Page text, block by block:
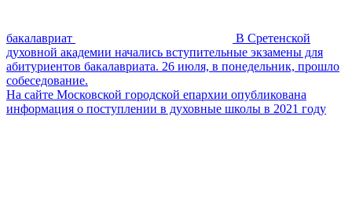
бакалавриат
В Сретенской
духовной академии начались вступительные экзамены для
абитуриентов бакалавриата. 26 июля, в понедельник, прошло
собеседование.
На сайте Московской городской епархии опубликована
информация о поступлении в духовные школы в 2021 году